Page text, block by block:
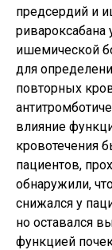
предсердий и
ривароксабана
ишемической
для
повторных
влияние
кровотечения
пациентов,
обнаружили,
снижался у
но оставался
функцией